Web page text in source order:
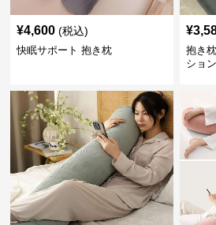
¥4,600 (税込)
快眠サポート 抱き枕
¥
抱き
ション